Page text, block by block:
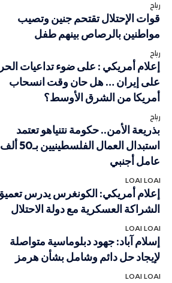
رباح
قوات الإحتلال تقتحم جنين وتصيب
مواطنين بالرصاص بينهم طفل
رباح
إعلام أمريكي : على ضوء تداعيات
على إيران … هل حان وقت انسحاب
أمريكا من الشرق الأوسط؟
رباح
بذريعة الأمن.. حكومة نتنياهو تعتمد
استبدال العمال الفلسطينيين بـ50 ألف
عامل أجنبي
LOAI LOAI
إعلام أمريكي: الكونغرس يدرس
الشراكة العسكرية مع دولة الاحتلال
LOAI LOAI
إسلام آباد: جهود دبلوماسية متواصلة
لإيجاد حل دائم وشامل بشأن هرمز
LOAI LOAI